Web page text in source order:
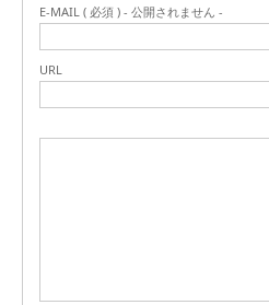
E-MAIL ( 必須 ) - 公開されません -
URL